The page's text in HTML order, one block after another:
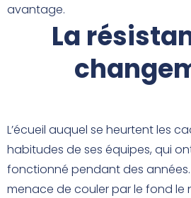
avantage.
La
L’écueil auquel se heurtent les
habitudes de ses équipes, qui
fonctionné pendant des années.
menace de couler par le fond le